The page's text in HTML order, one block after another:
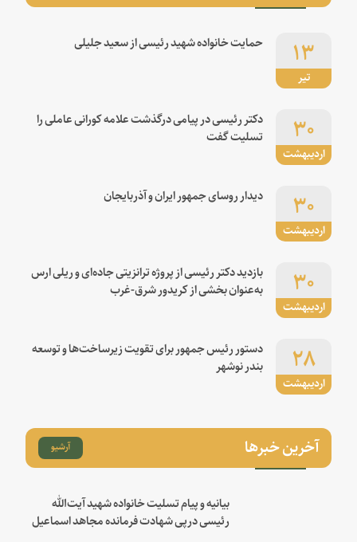
تیر
۱۳ حمایت خانواده شهید رئیسی از سعید جلیلی
اردیبهشت
۳۰
دکتر رئیسی در پیامی درگذشت علامه کورانی عاملی را
تسلیت گفت
اردیبهشت
۳۰ دیدار روسای جمهور ایران و آذربایجان
اردیبهشت
۳۰
بازدید دکتر رئیسی از پروژه ترانزیتی جاده‌ای و ریلی ارس
به‌عنوان بخشی از کریدور شرق-غرب
اردیبهشت
۲۸
دستور رئیس جمهور برای تقویت زیرساخت‌ها و توسعه
بندر نوشهر
آخرین خبرها آرشیو
بیانیه و پیام تسلیت خانواده شهید آیت‌الله
رئیسی درپی شهادت فرمانده مجاهد اسماعیل